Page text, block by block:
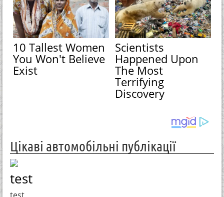
10 Tallest Women
You Won't Believe
Exist
Scientists
Happened Upon
The Most
Terrifying
Discovery
Цікаві автомобільні публікації
test